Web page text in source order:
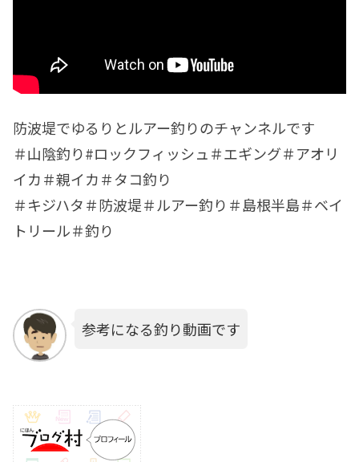
防波堤でゆるりとルアー釣りのチャンネルです
＃山陰釣り#ロックフィッシュ＃エギング＃アオリ
イカ＃親イカ＃タコ釣り
＃キジハタ＃防波堤＃ルアー釣り＃島根半島＃ベイ
トリール＃釣り
参考になる釣り動画です